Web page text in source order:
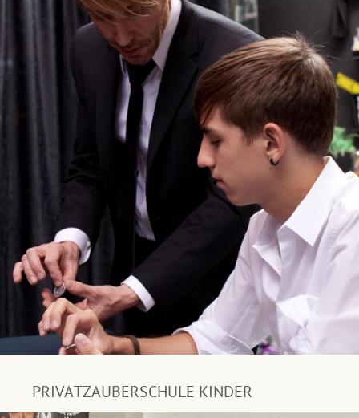
PRIVATZAUBERSCHULE KINDER